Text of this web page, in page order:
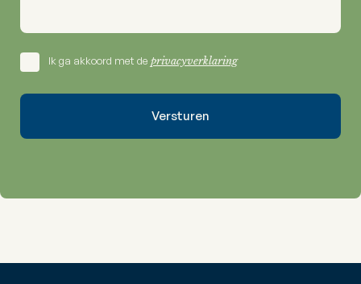
Ik ga akkoord met de privacyverklaring